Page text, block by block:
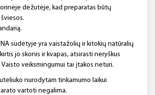
dėžutėje, kad preparatas būtų
sudėtyje yra vaistažolių ir kitokių natūralių
jo skonis ir kvapas, atsirasti neryškus
veiksmingumui tai įtakos neturi.
nurodytam tinkamumo laikui
vartoti negalima.